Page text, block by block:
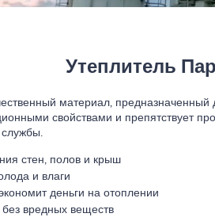
Утеплитель
материал,
свойствами и препятствует
службы.
стен, полов и крыш
и влаги
деньги на отоплении
вредных веществ